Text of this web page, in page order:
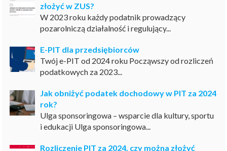
złożyć w ZUS?
W 2023 roku każdy podatnik prowadzący
pozarolniczą działalność i regulujący...
E-PIT dla przedsiębiorców
Twój e-PIT od 2024 roku Począwszy od rozliczeń
podatkowych za 2023...
Jak obniżyć podatek dochodowy w PIT za 2024
rok?
Ulga sponsoringowa – wsparcie dla kultury, sportu
i edukacji Ulga sponsoringowa...
Rozliczenie PIT za 2024, czy można złożyć